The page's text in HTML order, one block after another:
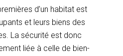
d’un habitat est
et leurs biens des
La sécurité est donc
liée à celle de bien-